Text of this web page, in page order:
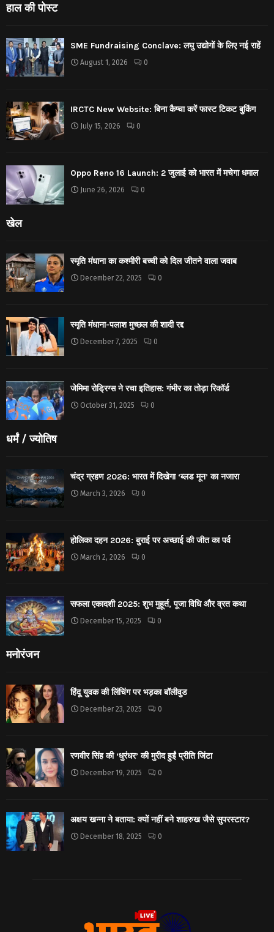
हाल की पोस्ट
SME Fundraising Conclave: लघु उद्योगों के लिए नई राहें
August 1, 2026 0
IRCTC New Website: बिना कैप्चा करें फास्ट टिकट बुकिंग
July 15, 2026 0
Oppo Reno 16 Launch: 2 जुलाई को भारत में मचेगा धमाल
June 26, 2026 0
खेल
स्मृति मंधाना का कश्मीरी बच्ची को दिल जीतने वाला जवाब
December 22, 2025 0
स्मृति मंधाना-पलाश मुच्छल की शादी रद्द
December 7, 2025 0
जेमिमा रोड्रिग्स ने रचा इतिहास: गंभीर का तोड़ा रिकॉर्ड
October 31, 2025 0
धर्मं / ज्योतिष
चंद्र ग्रहण 2026: भारत में दिखेगा ‘ब्लड मून’ का नजारा
March 3, 2026 0
होलिका दहन 2026: बुराई पर अच्छाई की जीत का पर्व
March 2, 2026 0
सफला एकादशी 2025: शुभ मुहूर्त, पूजा विधि और व्रत कथा
December 15, 2025 0
मनोरंजन
हिंदू युवक की लिंचिंग पर भड़का बॉलीवुड
December 23, 2025 0
रणवीर सिंह की ‘धुरंधर’ की मुरीद हुईं प्रीति जिंटा
December 19, 2025 0
अक्षय खन्ना ने बताया: क्यों नहीं बने शाहरुख जैसे सुपरस्टार?
December 18, 2025 0